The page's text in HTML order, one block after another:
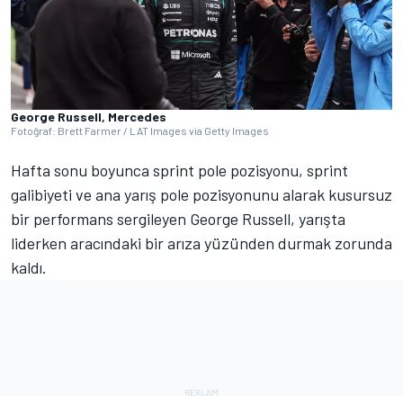
George Russell, Mercedes
Fotoğraf: Brett Farmer / LAT Images via Getty Images
Hafta sonu boyunca sprint pole pozisyonu, sprint
galibiyeti ve ana yarış pole pozisyonunu alarak kusursuz
bir performans sergileyen George Russell, yarışta
liderken aracındaki bir arıza yüzünden durmak zorunda
kaldı.